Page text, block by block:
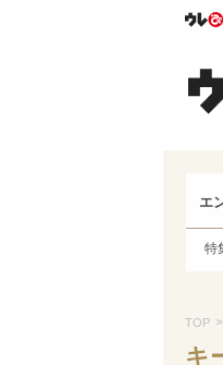
エ
特
TOP >
キ